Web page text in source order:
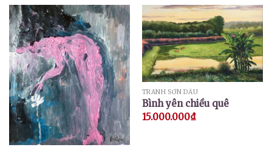
TRANH SƠN DẦU
Bình yên chiều quê
15.000.000₫